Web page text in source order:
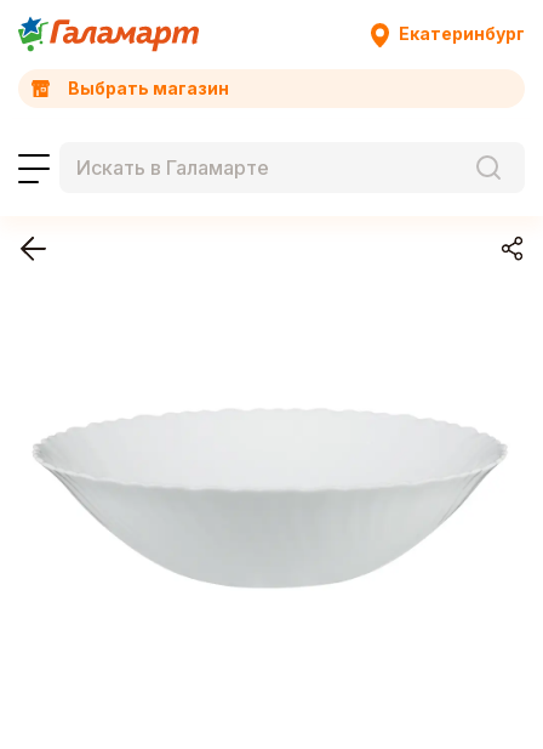
Екатеринбург
Выбрать магазин